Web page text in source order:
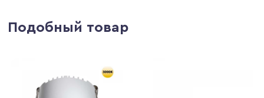
Подобный товар